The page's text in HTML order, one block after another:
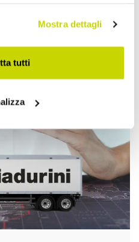
Mostra dettagli
tuttisubito!